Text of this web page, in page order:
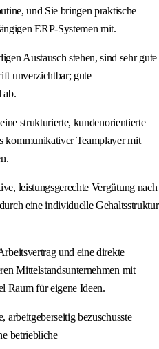
und Sie bringen praktische
ERP-Systemen mit.
Austausch stehen, sind sehr gute
unverzichtbar; gute
ab.
strukturierte, kundenorientierte
kommunikativer Teamplayer mit
leistungsgerechte Vergütung nach
eine individuelle Gehaltsstruktur
und eine direkte
Mittelstandsunternehmen mit
Raum für eigene Ideen.
arbeitgeberseitig bezuschusste
betriebliche